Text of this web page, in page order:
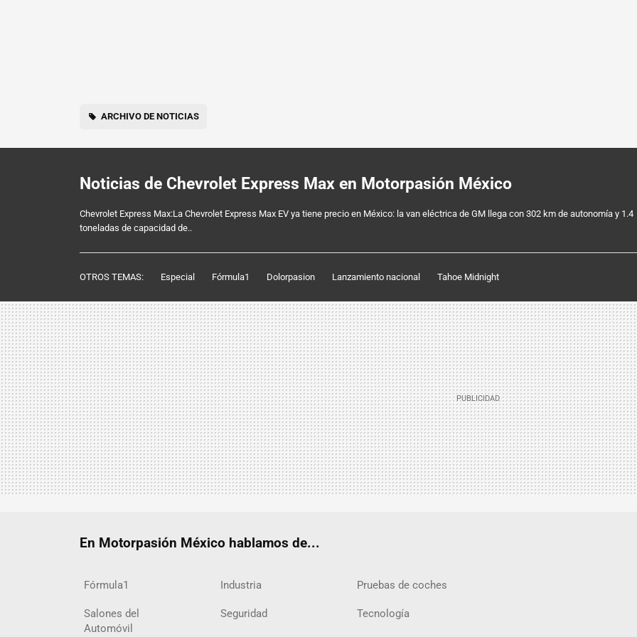
ARCHIVO DE NOTICIAS
Noticias de Chevrolet Express Max en Motorpasión México
Chevrolet Express Max:La Chevrolet Express Max EV ya tiene precio en México: la van eléctrica de GM llega con 302 km de autonomía y 1.4
toneladas de capacidad de..
OTROS TEMAS: Especial Fórmula1 Dolorpasion Lanzamiento nacional Tahoe Midnight
En Motorpasión México hablamos de...
Fórmula1 Industria Pruebas de coches
Salones del
Automóvil
Seguridad Tecnología